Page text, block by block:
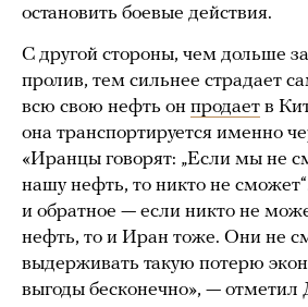
остановить боевые действия.
С другой стороны, чем дольше
пролив, тем сильнее страдает
всю свою нефть он продает в
она транспортируется именно
«Иранцы говорят: „Если мы не
нашу нефть, то никто не
и обратное — если никто не
нефть, то и Иран тоже. Они не
выдерживать такую потерю
выгоды бесконечно», —